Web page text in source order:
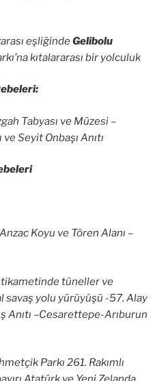
eşliğindeGelibolu
kıtalararası bir yolculuk
Tabyası ve Müzesi –
Seyit Onbaşı Anıtı
Koyu ve Tören Alanı –
istikametinde tüneller ve
savaş yolu yürüyüşü -57. Alay
Anıtı –Cesarettepe-Arıburun
Parkı 261. Rakımlı